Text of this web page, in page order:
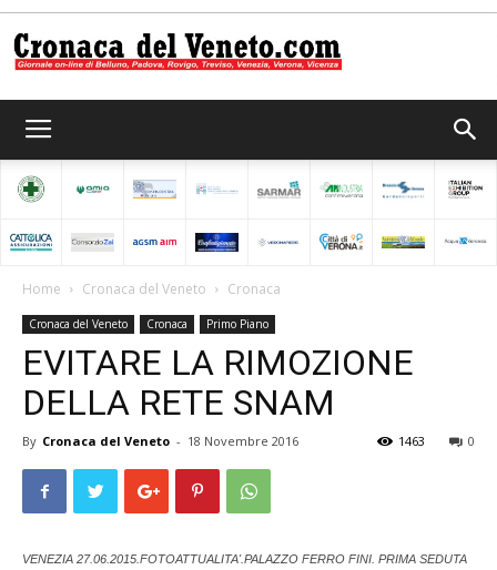
del
Veneto
Home Cronaca del Veneto Cronaca
Cronaca del Veneto Cronaca Primo Piano
EVITARE LA RIMOZIONE
DELLA RETE SNAM
By Cronaca del Veneto - 18 Novembre 2016 0
1463
VENEZIA 27.06.2015.FOTOATTUALITA'.PALAZZO FERRO FINI. PRIMA SEDUTA